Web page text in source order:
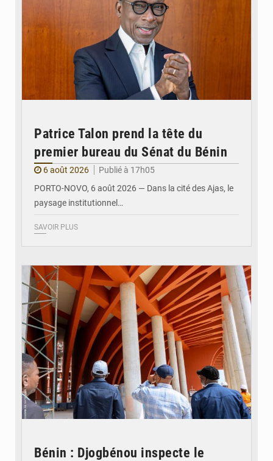
Patrice Talon prend la tête du
premier bureau du Sénat du Bénin
6 août 2026
Publié à 17h05
PORTO-NOVO, 6 août 2026 — Dans la cité des Ajas, le
paysage institutionnel…
SAVOIR PLUS
Bénin : Djogbénou inspecte le